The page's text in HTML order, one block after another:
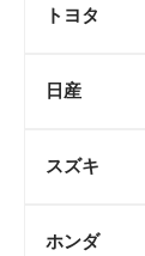
トヨタ
日産
スズキ
ホンダ